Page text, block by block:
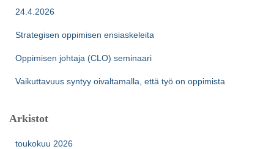
24.4.2026
Strategisen oppimisen ensiaskeleita
Oppimisen johtaja (CLO) seminaari
Vaikuttavuus syntyy oivaltamalla, että työ on oppimista
Arkistot
toukokuu 2026